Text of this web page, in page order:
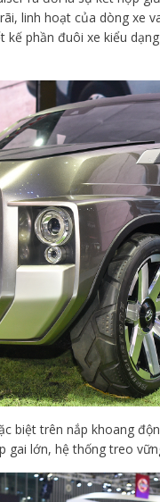
linh hoạt của dòng xe
phần đuôi xe kiểu
biệt trên nắp khoang
gai lớn, hệ thống treo